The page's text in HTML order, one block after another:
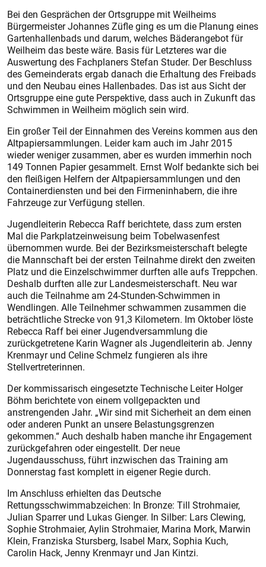
Bei den Gesprächen der Ortsgruppe mit Weilheims
Bürgermeister Johannes Züfle ging es um die Planung eines
Gartenhallenbads und darum, welches Bäderangebot für
Weilheim das beste wäre. Basis für Letzteres war die
Auswertung des Fachplaners Stefan Studer. Der Beschluss
des Gemeinderats ergab danach die Erhaltung des Freibads
und den Neubau eines Hallenbades. Das ist aus Sicht der
Ortsgruppe eine gute Perspektive, dass auch in Zukunft das
Schwimmen in Weilheim möglich sein wird.
Ein großer Teil der Einnahmen des Vereins kommen aus den
Altpapiersammlungen. Leider kam auch im Jahr 2015
wieder weniger zusammen, aber es wurden immerhin noch
149 Tonnen Papier gesammelt. Ernst Wolf bedankte sich bei
den fleißigen Helfern der Altpapiersammlungen und den
Containerdiensten und bei den Firmeninhabern, die ihre
Fahrzeuge zur Verfügung stellen.
Jugendleiterin Rebecca Raff berichtete, dass zum ersten
Mal die Parkplatzeinweisung beim Tobelwasenfest
übernommen wurde. Bei der Bezirksmeisterschaft belegte
die Mannschaft bei der ersten Teilnahme direkt den zweiten
Platz und die Einzelschwimmer durften alle aufs Treppchen.
Deshalb durften alle zur Landesmeisterschaft. Neu war
auch die Teilnahme am 24-Stunden-Schwimmen in
Wendlingen. Alle Teilnehmer schwammen zusammen die
beträchtliche Strecke von 91,3 Kilometern. Im Oktober löste
Rebecca Raff bei einer Jugendversammlung die
zurückgetretene Karin Wagner als Jugendleiterin ab. Jenny
Krenmayr und Celine Schmelz fungieren als ihre
Stellvertreterinnen.
Der kommissarisch eingesetzte Technische Leiter Holger
Böhm berichtete von einem vollgepackten und
anstrengenden Jahr. „Wir sind mit Sicherheit an dem einen
oder anderen Punkt an unsere Belastungsgrenzen
gekommen.“ Auch deshalb haben manche ihr Engagement
zurückgefahren oder eingestellt. Der neue
Jugendausschuss, führt inzwischen das Training am
Donnerstag fast komplett in eigener Regie durch.
Im Anschluss erhielten das Deutsche
Rettungsschwimmabzeichen: In Bronze: Till Strohmaier,
Julian Sparrer und Lukas Gienger. In Silber: Lars Clewing,
Sophie Strohmaier, Aylin Strohmaier, Marina Mork, Marwin
Klein, Franziska Stursberg, Isabel Marx, Sophia Kuch,
Carolin Hack, Jenny Krenmayr und Jan Kintzi.